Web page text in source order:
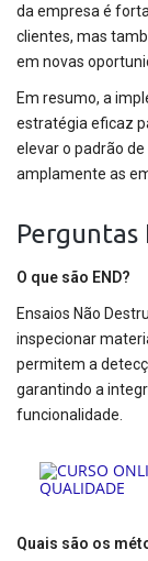
da empresa é
clientes, mas
em novas
Em resumo, a
estratégia eficaz
elevar o padrão
amplamente as
Perguntas
O que são END?
Ensaios Não
inspecionar
permitem a
garantindo a
funcionalidade.
Quais são os